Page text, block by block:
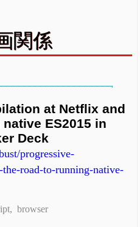
関係
at Netflix and
ES2015 in
Deck
progressive-
road-to-running-native-
browser